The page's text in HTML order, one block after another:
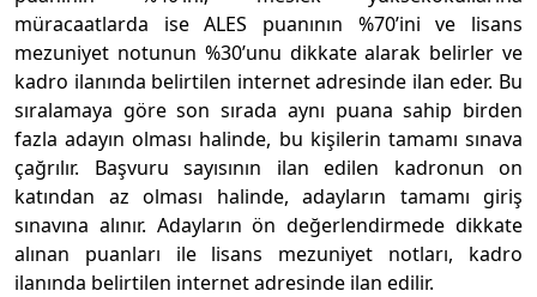
müracaatlarda ise ALES puanının %70’ini ve lisans
mezuniyet notunun %30’unu dikkate alarak belirler ve
kadro ilanında belirtilen internet adresinde ilan eder. Bu
sıralamaya göre son sırada aynı puana sahip birden
fazla adayın olması halinde, bu kişilerin tamamı sınava
çağrılır. Başvuru sayısının ilan edilen kadronun on
katından az olması halinde, adayların tamamı giriş
sınavına alınır. Adayların ön değerlendirmede dikkate
alınan puanları ile lisans mezuniyet notları, kadro
ilanında belirtilen internet adresinde ilan edilir.